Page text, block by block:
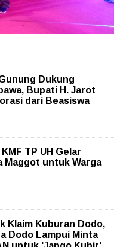
Dukung
Bupati H. Jarot
dari Beasiswa
TP UH Gelar
Maggot untuk Warga
Klaim Kuburan Dodo,
Dodo Lampui Minta